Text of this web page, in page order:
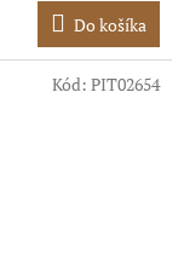
Do košíka
Kód: PIT02654